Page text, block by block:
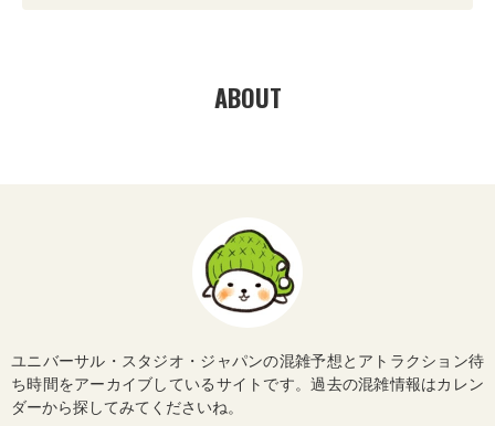
ABOUT
ユニバーサル・スタジオ・ジャパンの混雑予想とアトラクション待
ち時間をアーカイブしているサイトです。過去の混雑情報はカレン
ダーから探してみてくださいね。